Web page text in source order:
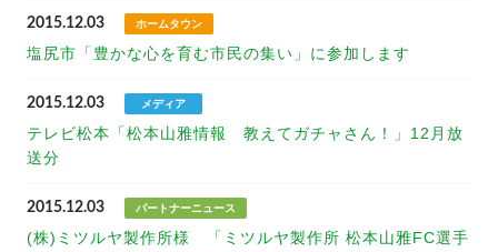
2015.12.03 ホームタウン
塩尻市「豊かな心を育む市民の集い」に参加します
2015.12.03 メディア
テレビ松本「松本山雅情報 教えてガチャさん！」12月放
送分
2015.12.03 パートナーニュース
(株)ミツルヤ製作所様 「ミツルヤ製作所 松本山雅FC選手